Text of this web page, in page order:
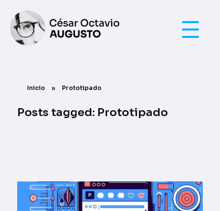
Inicio » Prototipado
Posts tagged: Prototipado